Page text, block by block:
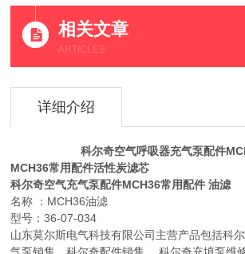
相关文章
ARTICLES
详细介绍
科尔奇空气呼吸器充气泵配件
MCH36常用配件活性炭滤芯
科尔奇空气充气泵配件MCH36常用配件 油滤
名称 ：MCH36油滤
型号：36-07-034
山东莫尔斯电气科技有限公司主营产品包括科